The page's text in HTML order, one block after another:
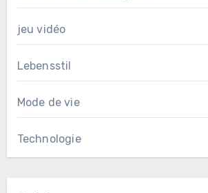
jeu vidéo
Lebensstil
Mode de vie
Technologie